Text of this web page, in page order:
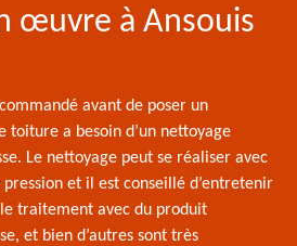
œuvre à Ansouis
avant de poser un
toiture a besoin d’un nettoyage
Le nettoyage peut se réaliser avec
et il est conseillé d’entretenir
traitement avec du produit
et bien d’autres sont très